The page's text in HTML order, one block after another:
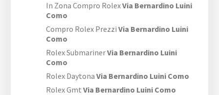
In Zona Compro RolexVia Bernardino Luini
Como
Compro Rolex Prezzi Via Bernardino Luini
Como
Rolex SubmarinerVia Bernardino Luini
Como
Rolex Daytona Via Bernardino Luini Como
Rolex Gmt Via Bernardino Luini Como